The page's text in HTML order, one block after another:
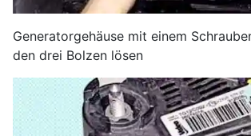
Generatorgehäuse mit einem
den drei Bolzen lösen